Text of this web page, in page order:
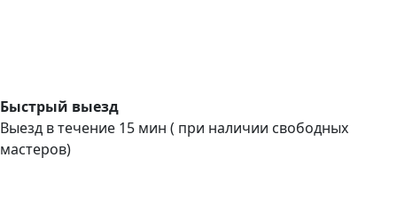
Быстрый выезд
Выезд в течение 15 мин ( при наличии свободных
мастеров)